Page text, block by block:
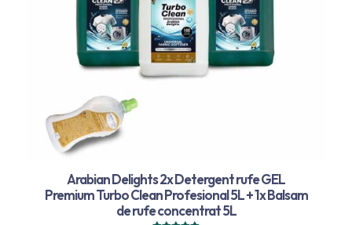
Arabian Delights 2x Detergent rufe GEL
Premium Turbo Clean Profesional 5L + 1x Balsam
de rufe concentrat 5L